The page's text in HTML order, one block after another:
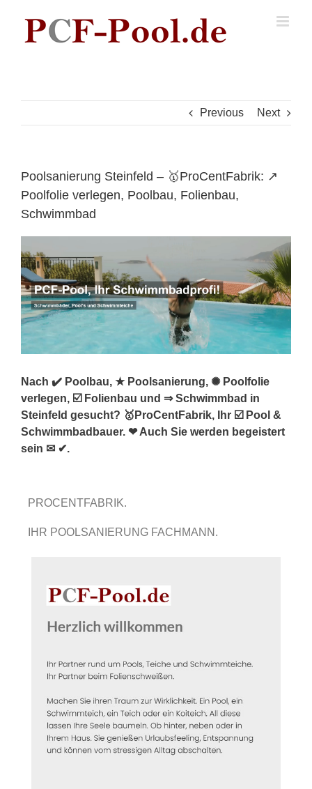
content
Previous Next
Poolsanierung Steinfeld – 🥇ProCentFabrik: ↗️
Poolfolie verlegen, Poolbau, Folienbau,
Schwimmbad
Nach ✔️ Poolbau, ★ Poolsanierung, ✺ Poolfolie
verlegen, ☑️ Folienbau und ⇒ Schwimmbad in
Steinfeld gesucht? 🥇ProCentFabrik, Ihr ☑️ Pool &
Schwimmbadbauer. ❤ Auch Sie werden begeistert
sein ✉ ✔.
PROCENTFABRIK.
IHR POOLSANIERUNG FACHMANN.